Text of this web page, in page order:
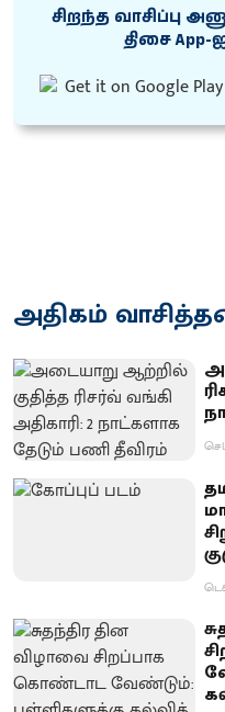
சிறந்த வாசிப்பு
திசை
அதிகம்